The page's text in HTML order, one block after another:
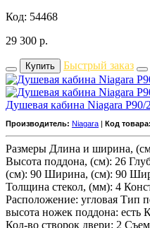
Код: 54468
29 300 р.
Купить Быстрый заказ
Душевая кабина Niagara
Производитель: Niagara Код товара:
Размеры Длина и ширина,
Высота поддона, (см): 26
(см): 90 Ширина, (см): 90
Толщина стекол, (мм): 4
Расположение: угловая Тип
высота ножек поддона: есть
Кол-во створок двери: 2